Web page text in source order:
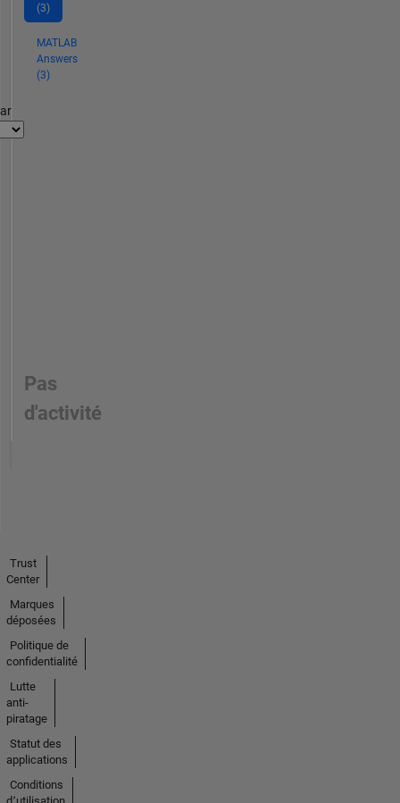
(3)
MATLAB
Answers
(3)
Pas
d'activité
Trust
Center
Marques
déposées
Politique de
confidentialité
Lutte
anti-
piratage
Statut des
applications
Conditions